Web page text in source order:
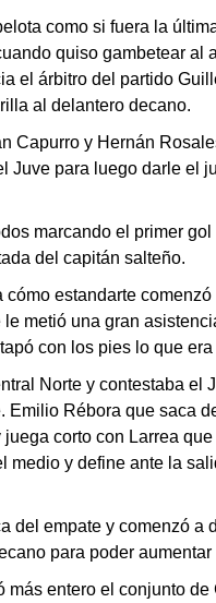
como si fuera la
quiso gambetear al
el árbitro del partido
al delantero decano.
Capurro y Hernán
Juve para luego darle el
marcando el primer
del capitán salteño.
estandarte
metió una gran
con los pies lo que
Norte y contestaba el
Emilio Rébora que saca
corto con Larrea
medio y define ante la
del empate y comenzó a
para poder aumentar
más entero el conjunto